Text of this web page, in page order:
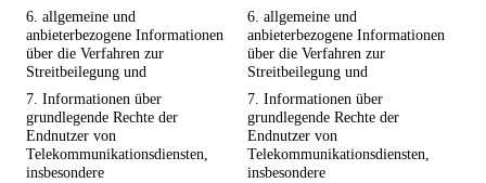
6. allgemeine und
anbieterbezogene Informationen
über die Verfahren zur
Streitbeilegung und
6. allgemeine und
anbieterbezogene Informationen
über die Verfahren zur
Streitbeilegung und
7. Informationen über
grundlegende Rechte der
Endnutzer von
Telekommunikationsdiensten,
insbesondere
7. Informationen über
grundlegende Rechte der
Endnutzer von
Telekommunikationsdiensten,
insbesondere